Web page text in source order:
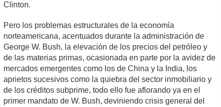
Clinton.
Pero los problemas estructurales de la economía
norteamericana, acentuados durante la administración de
George W. Bush, la elevación de los precios del petróleo y
de las materias primas, ocasionada en parte por la avidez de
mercados emergentes como los de China y la India, los
aprietos sucesivos como la quiebra del sector inmobiliario y
de los créditos subprime, todo ello fue aflorando ya en el
primer mandato de W. Bush, deviniendo crisis general del